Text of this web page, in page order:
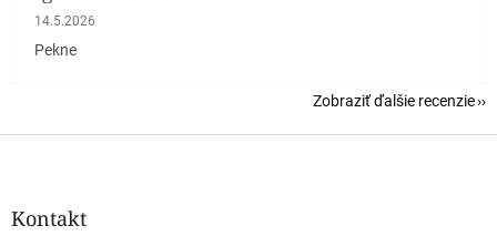
Hodnotenie obchodu je 5 z 5 hviezdičiek.
14.5.2026
Pekne
Zobraziť ďalšie recenzie
Z
Kontakt